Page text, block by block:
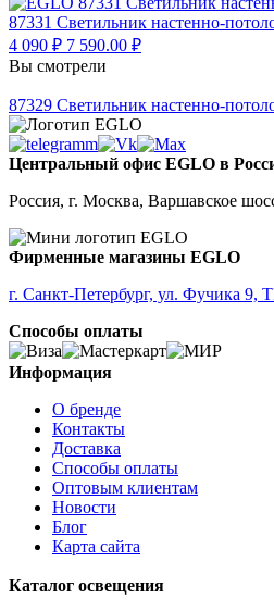
87331 Светильник настенно-
4 090 ₽ 7 590.00 ₽
Вы смотрели
87329 Светильник настенно-
Центральный офис EGLO в
Россия, г. Москва, Варшавское
Фирменные магазины EGLO
г. Санкт-Петербург, ул. Фучика 9,
Способы оплаты
Информация
О бренде
Контакты
Доставка
Способы оплаты
Оптовым клиентам
Новости
Блог
Карта сайта
Каталог освещения